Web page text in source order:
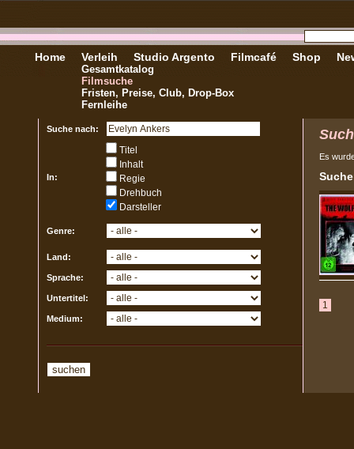
Home Verleih
Gesamtkatalog
Filmsuche
Fristen, Preise, Club, Drop-Box
Fernleihe
Studio Argento Filmcafé Shop
Suche nach:
In:
Titel
Inhalt
Regie
Drehbuch
Darsteller
Genre:
Land:
Sprache:
Untertitel:
Medium:
Es
1